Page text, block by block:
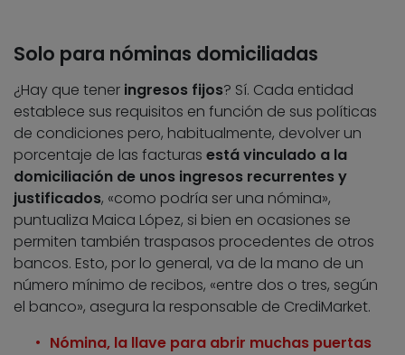
Solo para nóminas domiciliadas
¿Hay que tener ingresos fijos? Sí. Cada entidad
establece sus requisitos en función de sus políticas
de condiciones pero, habitualmente, devolver un
porcentaje de las facturas está vinculado a la
domiciliación de unos ingresos recurrentes y
justificados, «como podría ser una nómina»,
puntualiza Maica López, si bien en ocasiones se
permiten también traspasos procedentes de otros
bancos. Esto, por lo general, va de la mano de un
número mínimo de recibos, «entre dos o tres, según
el banco», asegura la responsable de CrediMarket.
Nómina, la llave para abrir muchas puertas